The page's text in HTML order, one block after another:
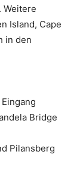
Weitere
Island, Cape
in den
Bridge
Pilansberg